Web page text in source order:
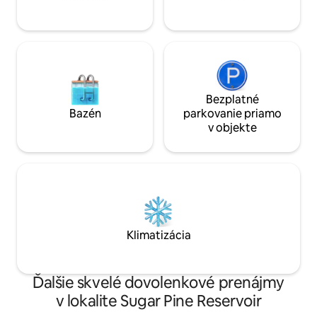
Bazén
Bezplatné
parkovanie priamo
v objekte
Klimatizácia
Ďalšie skvelé dovolenkové prenájmy
v lokalite Sugar Pine Reservoir